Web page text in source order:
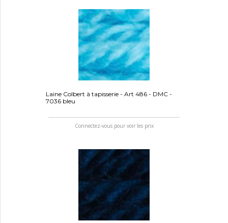
Laine Colbert à tapisserie - Art 486 - DMC -
7036 bleu
Connectez-vous pour voir les prix